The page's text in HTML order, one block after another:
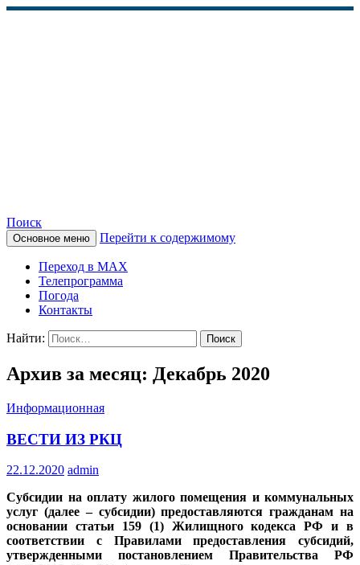
КАМЧАТСКОЕ
ИНФОРМАЦИОННОЕ
АГЕНТСТВО (КИА
«ВЕСТИ»)
Поиск
Основное меню Перейти к содержимому
Переход в MAX
Телепрограмма
Погода
Контакты
Найти:
Архив за месяц: Декабрь 2020
Информационная
ВЕСТИ ИЗ РКЦ
22.12.2020 admin
Субсидии на оплату жилого помещения и коммунальных
услуг (далее – субсидии) предоставляются гражданам на
основании статьи 159 (1) Жилищного кодекса РФ и в
соответствии с Правилами предоставления субсидий,
утвержденными постановлением Правительства РФ